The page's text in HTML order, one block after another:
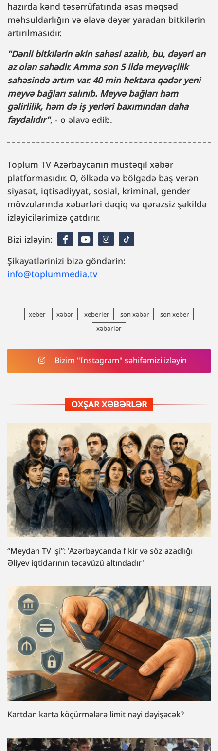
hazırda kənd təsərrüfatında əsas məqsəd
məhsuldarlığın və əlavə dəyər yaradan bitkilərin
artırılmasıdır.
"Dənli bitkilərin əkin sahəsi azalıb, bu, dəyəri ən
az olan sahədir. Amma son 5 ildə meyvəçilik
sahəsində artım var. 40 min hektara qədər yeni
meyvə bağları salınıb. Meyvə bağları həm
gəlirlilik, həm də iş yerləri baxımından daha
faydalıdır", - o əlavə edib.
Toplum TV Azərbaycanın müstəqil xəbər
platformasıdır. O, ölkədə və bölgədə baş verən
siyasət, iqtisadiyyat, sosial, kriminal, gender
mövzularında xəbərləri dəqiq və qərəzsiz şəkildə
izləyicilərimizə çatdırır.
Bizi izləyin:
Şikayətlərinizi bizə göndərin:
info@toplummedia.tv
xeber xəbər xeberler son xəbər
son xeber
xəbərlər
Bizim "Instagram" səhifəmizi izləyin
OXŞAR XƏBƏRLƏR
“Meydan TV işi”: 'Azərbaycanda fikir və söz azadlığı
Əliyev iqtidarının təcavüzü altındadır'
Kartdan karta köçürmələrə limit nəyi dəyişəcək?